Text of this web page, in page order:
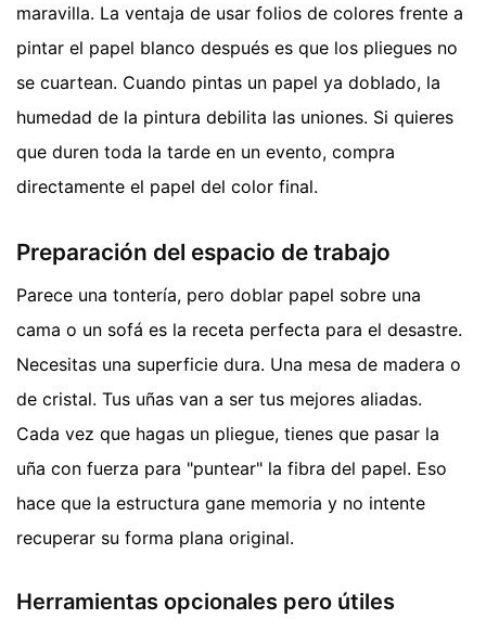
maravilla. La ventaja de usar folios de colores frente a
pintar el papel blanco después es que los pliegues no
se cuartean. Cuando pintas un papel ya doblado, la
humedad de la pintura debilita las uniones. Si quieres
que duren toda la tarde en un evento, compra
directamente el papel del color final.
Preparación del espacio de trabajo
Parece una tontería, pero doblar papel sobre una
cama o un sofá es la receta perfecta para el desastre.
Necesitas una superficie dura. Una mesa de madera o
de cristal. Tus uñas van a ser tus mejores aliadas.
Cada vez que hagas un pliegue, tienes que pasar la
uña con fuerza para "puntear" la fibra del papel. Eso
hace que la estructura gane memoria y no intente
recuperar su forma plana original.
Herramientas opcionales pero útiles